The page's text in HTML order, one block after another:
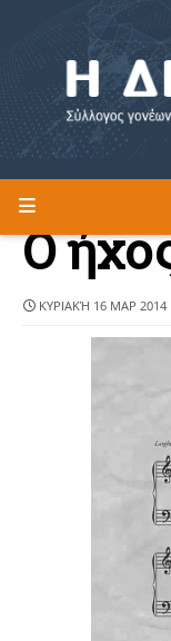
Η
Ο
ΚΥΡΙΑΚΉ 16 ΜΑΡ 2014